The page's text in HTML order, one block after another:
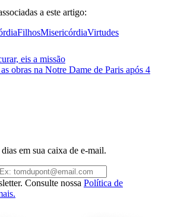
a este artigo:
FilhosMisericórdiaVirtudes
eis a missão
obras na Notre Dame de Paris após 4
em sua caixa de e-mail.
Consulte nossa Política de